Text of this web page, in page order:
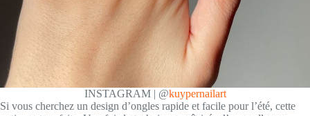
INSTAGRAM | @kuypernailart
Si vous cherchez un design d’ongles rapide et facile pour l’été, cette